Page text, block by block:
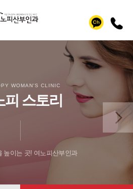
WOMAN'S CLINIC
피 스토리
높이는 곳! 여노피산부인과